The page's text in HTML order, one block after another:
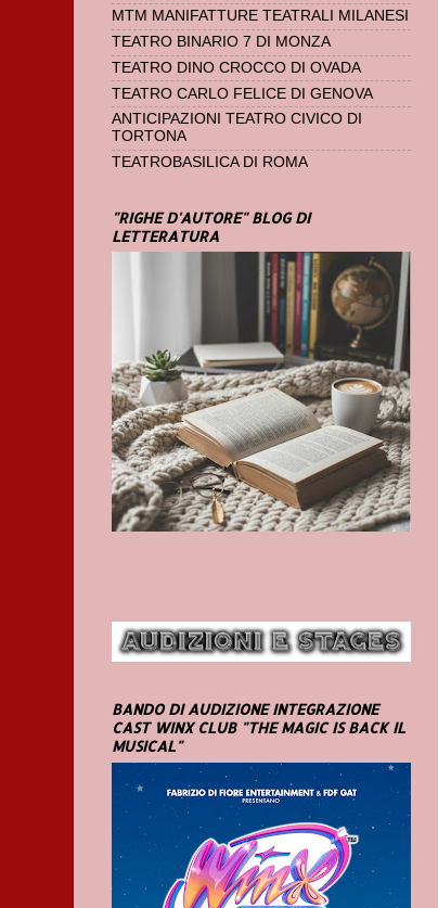
MTM MANIFATTURE TEATRALI MILANESI
TEATRO BINARIO 7 DI MONZA
TEATRO DINO CROCCO DI OVADA
TEATRO CARLO FELICE DI GENOVA
ANTICIPAZIONI TEATRO CIVICO DI
TORTONA
TEATROBASILICA DI ROMA
"RIGHE D'AUTORE" BLOG DI
LETTERATURA
BANDO DI AUDIZIONE INTEGRAZIONE
CAST WINX CLUB "THE MAGIC IS BACK IL
MUSICAL"